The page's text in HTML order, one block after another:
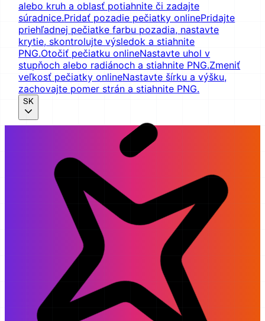
alebo kruh a oblasť potiahnite či zadajte
súradnice.Pridať pozadie pečiatky onlinePridajte
priehľadnej pečiatke farbu pozadia, nastavte
krytie, skontrolujte výsledok a stiahnite
PNG.Otočiť pečiatku onlineNastavte uhol v
stupňoch alebo radiánoch a stiahnite PNG.Zmeniť
veľkosť pečiatky onlineNastavte šírku a výšku,
zachovajte pomer strán a stiahnite PNG.
SK